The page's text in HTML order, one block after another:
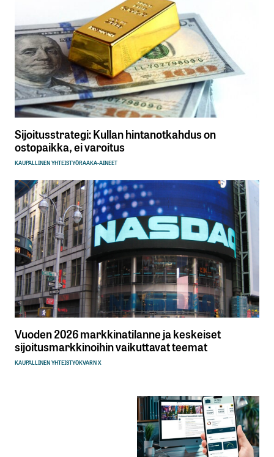
Sijoitusstrategi: Kullan hintanotkahdus on
ostopaikka, ei varoitus
KAUPALLINEN YHTEISTYÖRAAKA-AINEET
Vuoden 2026 markkinatilanne ja keskeiset
sijoitusmarkkinoihin vaikuttavat teemat
KAUPALLINEN YHTEISTYÖKVARN X